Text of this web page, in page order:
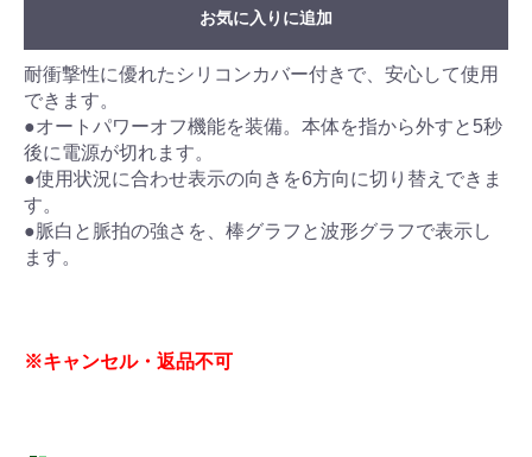
お気に入りに追加
耐衝撃性に優れたシリコンカバー付きで、安心して使用
できます。
●オートパワーオフ機能を装備。本体を指から外すと5秒
後に電源が切れます。
●使用状況に合わせ表示の向きを6方向に切り替えできま
す。
●脈白と脈拍の強さを、棒グラフと波形グラフで表示し
ます。
※キャンセル・返品不可